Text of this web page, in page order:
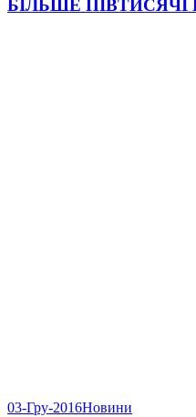
БІЛЬШЕ ПІВТИСЯЧІ
03-Гру-2016Новини